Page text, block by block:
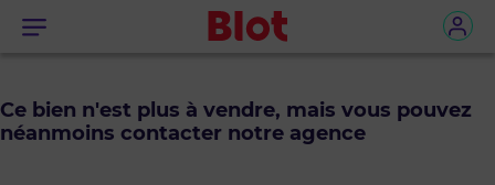
Menu
Ce bien n'est plus à vendre, mais vous pouvez
néanmoins contacter notre agence